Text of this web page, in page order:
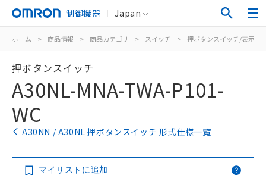
制御機器 Japan
ホーム > 商品情報 > 商品カテゴリ > スイッチ > 押ボタンスイッチ/表示灯
押ボタンスイッチ
A30NL-MNA-TWA-P101-
WC
A30NN / A30NL 押ボタンスイッチ 形式仕様一覧
マイリストに追加